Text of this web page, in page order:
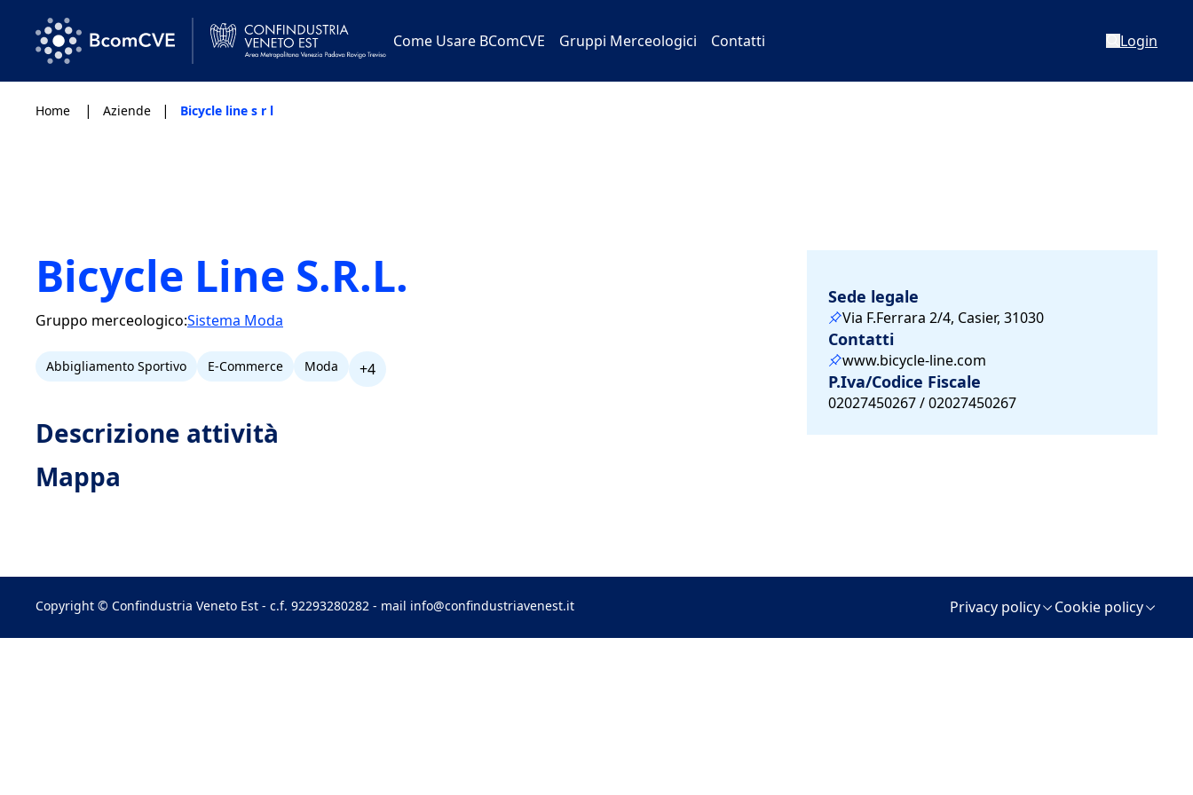
Come Usare BComCVE Gruppi Merceologici Contatti Login
Home | Aziende | Bicycle line s r l
Bicycle Line S.R.L.
Gruppo merceologico:Sistema Moda
Abbigliamento Sportivo E-Commerce Moda +4
Descrizione attività
Mappa
Sede legale
Via F.Ferrara 2/4, Casier, 31030
Contatti
www.bicycle-line.com
P.Iva/Codice Fiscale
02027450267 / 02027450267
Copyright © Confindustria Veneto Est - c.f. 92293280282 - mail info@confindustriavenest.it Privacy policy Cookie policy